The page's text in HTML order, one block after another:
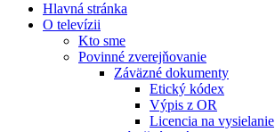
Hlavná stránka
O televízii
Kto sme
Povinné zverejňovanie
Záväzné dokumenty
Etický kódex
Výpis z OR
Licencia na vysielanie